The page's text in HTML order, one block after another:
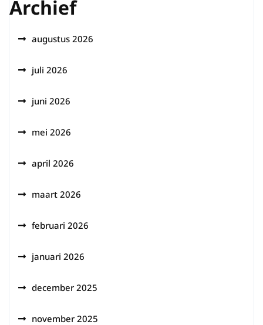
Archief
augustus 2026
juli 2026
juni 2026
mei 2026
april 2026
maart 2026
februari 2026
januari 2026
december 2025
november 2025